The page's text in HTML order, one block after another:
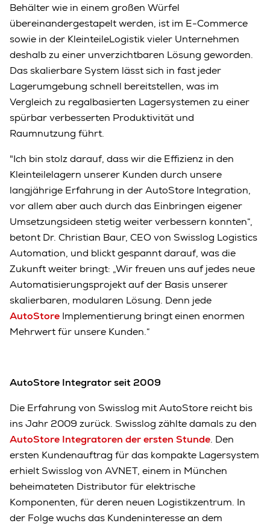
Behälter wie in einem großen Würfel
übereinandergestapelt werden, ist im E-Commerce
sowie in der KleinteileLogistik vieler Unternehmen
deshalb zu einer unverzichtbaren Lösung geworden.
Das skalierbare System lässt sich in fast jeder
Lagerumgebung schnell bereitstellen, was im
Vergleich zu regalbasierten Lagersystemen zu einer
spürbar verbesserten Produktivität und
Raumnutzung führt.
"Ich bin stolz darauf, dass wir die Effizienz in den
Kleinteilelagern unserer Kunden durch unsere
langjährige Erfahrung in der AutoStore Integration,
vor allem aber auch durch das Einbringen eigener
Umsetzungsideen stetig weiter verbessern konnten“,
betont Dr. Christian Baur, CEO von Swisslog Logistics
Automation, und blickt gespannt darauf, was die
Zukunft weiter bringt: „Wir freuen uns auf jedes neue
Automatisierungsprojekt auf der Basis unserer
skalierbaren, modularen Lösung. Denn jede
AutoStore Implementierung bringt einen enormen
Mehrwert für unsere Kunden.“
AutoStore Integrator seit 2009
Die Erfahrung von Swisslog mit AutoStore reicht bis
ins Jahr 2009 zurück. Swisslog zählte damals zu den
AutoStore Integratoren der ersten Stunde. Den
ersten Kundenauftrag für das kompakte Lagersystem
erhielt Swisslog von AVNET, einem in München
beheimateten Distributor für elektrische
Komponenten, für deren neuen Logistikzentrum. In
der Folge wuchs das Kundeninteresse an dem